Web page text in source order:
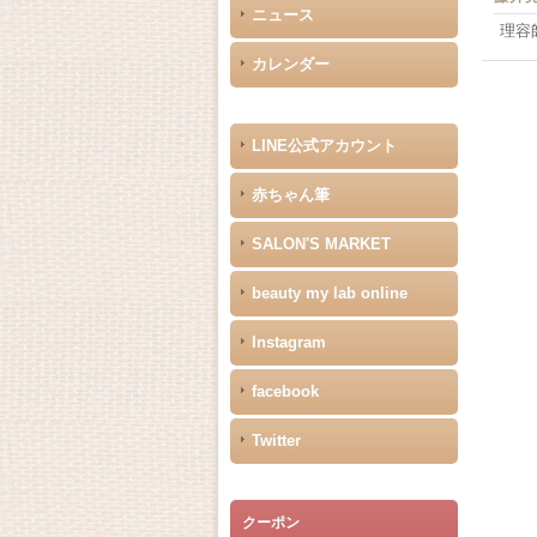
ニュース
カレンダー
LINE公式アカウント
赤ちゃん筆
SALON'S MARKET
beauty my lab online
Instagram
facebook
Twitter
クーポン
理